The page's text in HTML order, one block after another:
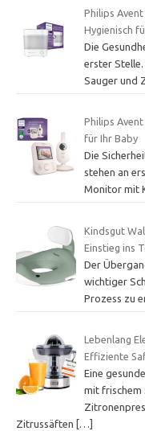
Philips
Hygienisch
Die
erster Stelle.
Sauger und
Philips
für Ihr Baby
Die
stehen an
Monitor mit
Kindsgut
Einstieg ins
Der
wichtiger
Prozess zu
Lebenlang
Effiziente
Eine
mit frischem
Zitrussäften
[…]